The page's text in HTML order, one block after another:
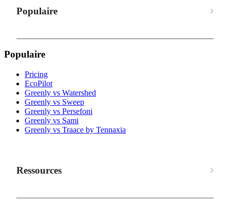
Populaire
Populaire
Pricing
EcoPilot
Greenly vs Watershed
Greenly vs Sweep
Greenly vs Persefoni
Greenly vs Sami
Greenly vs Traace by Tennaxia
Ressources